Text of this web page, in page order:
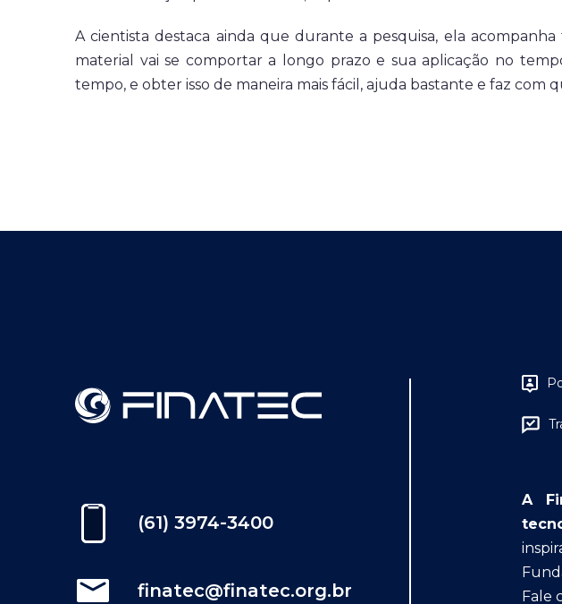
A cientista destaca ainda que durante a pesquisa, ela
material vai se comportar a longo prazo e sua aplicação no
tempo, e obter isso de maneira mais fácil, ajuda bastante e faz com
(61) 3974-3400
finatec@finatec.org.br
A
Fale